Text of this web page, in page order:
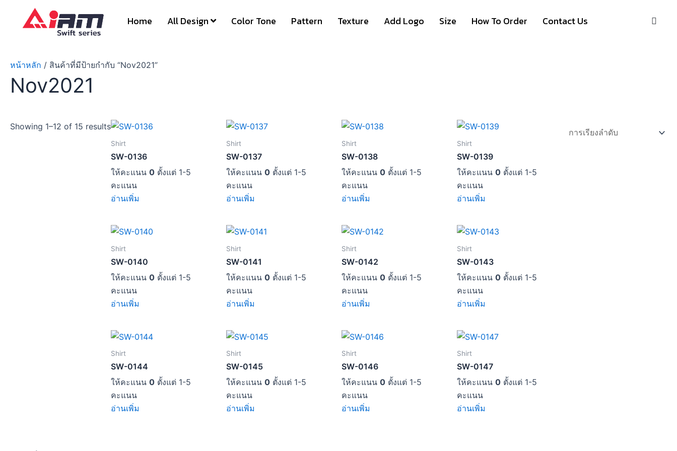
Home All Design Color Tone Pattern Texture Add Logo Size How To Order Contact Us
หน้าหลัก / สินค้าที่มีป้ายกำกับ “Nov2021”
Nov2021
Showing 1–12 of 15 results
Shirt
SW-0136
ให้คะแนน 0 ตั้งแต่ 1-5
คะแนน
อ่านเพิ่ม
Shirt
SW-0137
ให้คะแนน0 ตั้งแต่ 1-5
คะแนน
อ่านเพิ่ม
Shirt
SW-0138
ให้คะแนน0 ตั้งแต่ 1-5
คะแนน
อ่านเพิ่ม
Shirt
SW-0139
ให้คะแนน0 ตั้งแต่ 1-5
คะแนน
อ่านเพิ่ม
Shirt
SW-0140
ให้คะแนน 0 ตั้งแต่ 1-5
คะแนน
อ่านเพิ่ม
Shirt
SW-0141
ให้คะแนน0 ตั้งแต่ 1-5
คะแนน
อ่านเพิ่ม
Shirt
SW-0142
ให้คะแนน0 ตั้งแต่ 1-5
คะแนน
อ่านเพิ่ม
Shirt
SW-0143
ให้คะแนน0 ตั้งแต่ 1-5
คะแนน
อ่านเพิ่ม
Shirt
SW-0144
ให้คะแนน 0 ตั้งแต่ 1-5
คะแนน
อ่านเพิ่ม
Shirt
SW-0145
ให้คะแนน0 ตั้งแต่ 1-5
คะแนน
อ่านเพิ่ม
Shirt
SW-0146
ให้คะแนน0 ตั้งแต่ 1-5
คะแนน
อ่านเพิ่ม
Shirt
SW-0147
ให้คะแนน0 ตั้งแต่ 1-5
คะแนน
อ่านเพิ่ม